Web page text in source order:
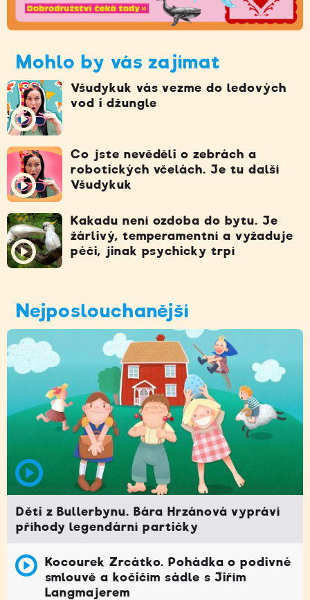
Mohlo by vás zajímat
Všudykuk vás vezme do ledových
vod i džungle
Co jste nevěděli o zebrách a
robotických včelách. Je tu další
Všudykuk
Kakadu není ozdoba do bytu. Je
žárlivý, temperamentní a vyžaduje
péči, jinak psychicky trpí
Nejposlouchanější
Děti z Bullerbynu. Bára Hrzánová vypráví
příhody legendární partičky
Kocourek Zrcátko. Pohádka o podivné
smlouvě a kočičím sádle s Jiřím
Langmajerem